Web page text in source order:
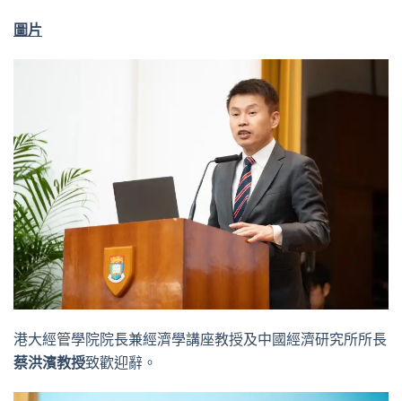
圖片
港大經管學院院長兼經濟學講座教授及中國經濟研究所所長
蔡洪濱教授致歡迎辭。